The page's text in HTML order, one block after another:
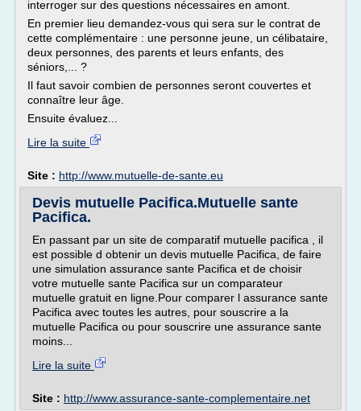
interroger sur des questions nécessaires en amont.
En premier lieu demandez-vous qui sera sur le contrat de
cette complémentaire : une personne jeune, un célibataire,
deux personnes, des parents et leurs enfants, des
séniors,... ?
Il faut savoir combien de personnes seront couvertes et
connaître leur âge.
Ensuite évaluez...
Lire la suite
Site : http://www.mutuelle-de-sante.eu
Devis mutuelle Pacifica.Mutuelle sante
Pacifica.
En passant par un site de comparatif mutuelle pacifica , il
est possible d obtenir un devis mutuelle Pacifica, de faire
une simulation assurance sante Pacifica et de choisir
votre mutuelle sante Pacifica sur un comparateur
mutuelle gratuit en ligne.Pour comparer l assurance sante
Pacifica avec toutes les autres, pour souscrire a la
mutuelle Pacifica ou pour souscrire une assurance sante
moins...
Lire la suite
Site : http://www.assurance-sante-complementaire.net